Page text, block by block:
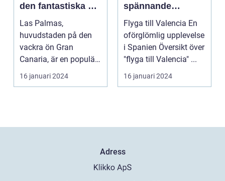
den fantastiska ön
Gran Canaria
Las Palmas,
huvudstaden på den
vackra ön Gran
Canaria, är en populär
resedestination för
privatperso...
16 januari 2024
spännande
destination
Flyga till Valencia En
oförglömlig upplevelse
i Spanien Översikt över
"flyga till Valencia" ...
16 januari 2024
Adress